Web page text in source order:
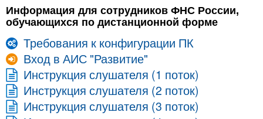
Услуги проживания
Контакты
Блог
Информация для сотрудников ФНС России,
обучающихся по дистанционной форме
Требования к конфигурации ПК
Вход в АИС "Развитие"
Инструкция слушателя (1 поток)
Инструкция слушателя (2 поток)
Инструкция слушателя (3 поток)